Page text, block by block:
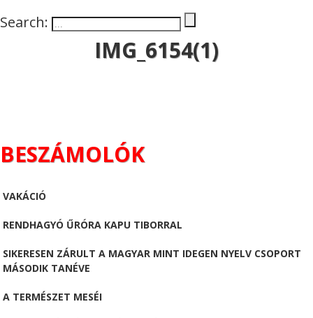
Search:
IMG_6154(1)
BESZÁMOLÓK
VAKÁCIÓ
RENDHAGYÓ ŰRÓRA KAPU TIBORRAL
SIKERESEN ZÁRULT A MAGYAR MINT IDEGEN NYELV CSOPORT
MÁSODIK TANÉVE
A TERMÉSZET MESÉI